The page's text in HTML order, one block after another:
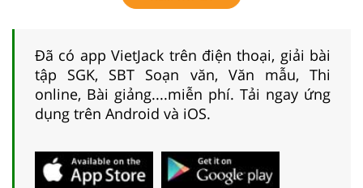
Đã có app VietJack trên điện thoại, giải bài
tập SGK, SBT Soạn văn, Văn mẫu, Thi
online, Bài giảng....miễn phí. Tải ngay ứng
dụng trên Android và iOS.